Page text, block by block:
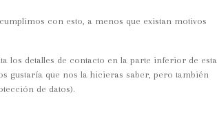
con esto, a menos que existan motivos
los detalles de contacto en la parte inferior de esta
gustaría que nos la hicieras saber, pero también
de datos).